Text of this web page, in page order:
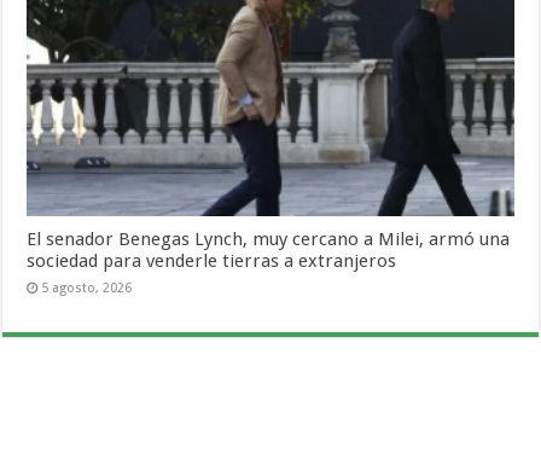
El senador Benegas Lynch, muy cercano a Milei, armó una
sociedad para venderle tierras a extranjeros
5 agosto, 2026